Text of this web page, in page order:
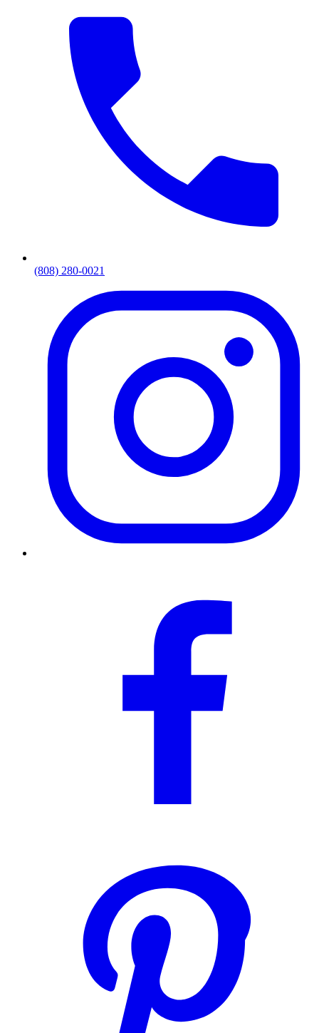
(808) 280-0021